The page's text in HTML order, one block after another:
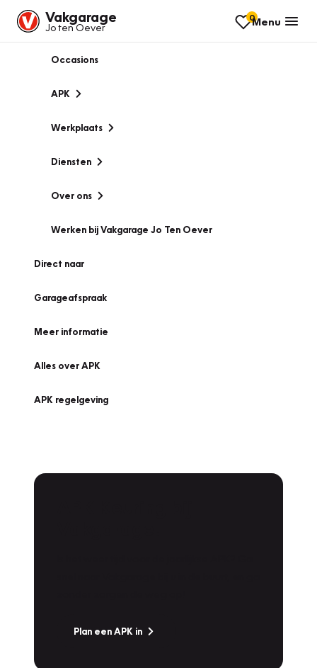
Vakgarage
Jo ten Oever
0Menu
Occasions
APK
Werkplaats
Diensten
Over ons
Werken bij Vakgarage Jo Ten Oever
Direct naar
Garageafspraak
Meer informatie
Alles over APK
APK regelgeving
Plan een APK in